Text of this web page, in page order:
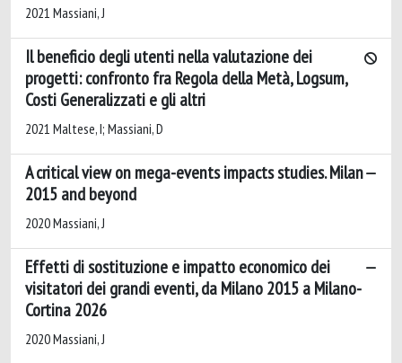
2021 Massiani, J
Il beneficio degli utenti nella valutazione dei
progetti: confronto fra Regola della Metà, Logsum,
Costi Generalizzati e gli altri
2021 Maltese, I; Massiani, D
A critical view on mega-events impacts studies. Milan
2015 and beyond
2020 Massiani, J
Effetti di sostituzione e impatto economico dei
visitatori dei grandi eventi, da Milano 2015 a Milano-
Cortina 2026
2020 Massiani, J